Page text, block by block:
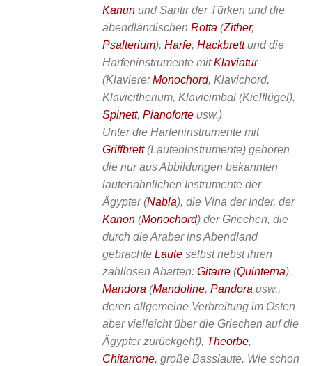
Kanun und Santir der Türken und die
abendländischen Rotta (Zither,
Psalterium), Harfe, Hackbrettund die
Harfeninstrumente mitKlaviatur
(Klaviere: Monochord, Klavichord,
Klavicitherium, Klavicimbal (Kielflügel),
Spinett, Pianoforte usw.)
Unter die Harfeninstrumente mit
Griffbrett(Lauteninstrumente) gehören
die nur aus Abbildungen bekannten
lautenähnlichen Instrumente der
Ägypter (Nabla), die Vina der Inder, der
Kanon (Monochord) der Griechen, die
durch die Araber ins Abendland
gebrachte Laute selbst nebst ihren
zahllosen Abarten: Gitarre (Quinterna),
Mandora (Mandoline, Pandora usw.,
deren allgemeine Verbreitung im Osten
aber vielleicht über die Griechen auf die
Ägypter zurückgeht), Theorbe,
Chitarrone, große Basslaute. Wie schon